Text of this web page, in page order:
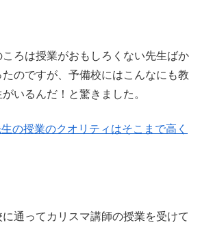
ろは授業がおもしろくない先生ばか
のですが、予備校にはこんなにも教
いるんだ！と驚きました。
の授業のクオリティはそこまで高く
通ってカリスマ講師の授業を受けて